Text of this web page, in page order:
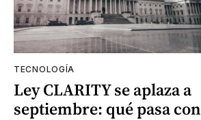
TECNOLOGÍA
Ley CLARITY se aplaza a
septiembre: qué pasa con